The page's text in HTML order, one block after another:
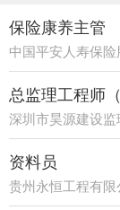
保险康养主管
中国平安人寿保
21部
总监理工程师
深圳市昊源建设
公司
资料员
贵州永恒工程有限